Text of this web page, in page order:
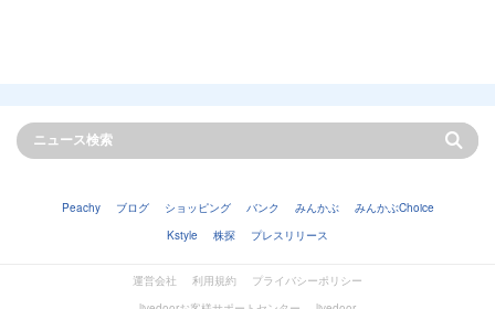
Peachy ブログ ショッピング バンク みんかぶ
みんかぶChoice
Kstyle
株探 プレスリリース
運営会社 利用規約
プライバシーポリシー